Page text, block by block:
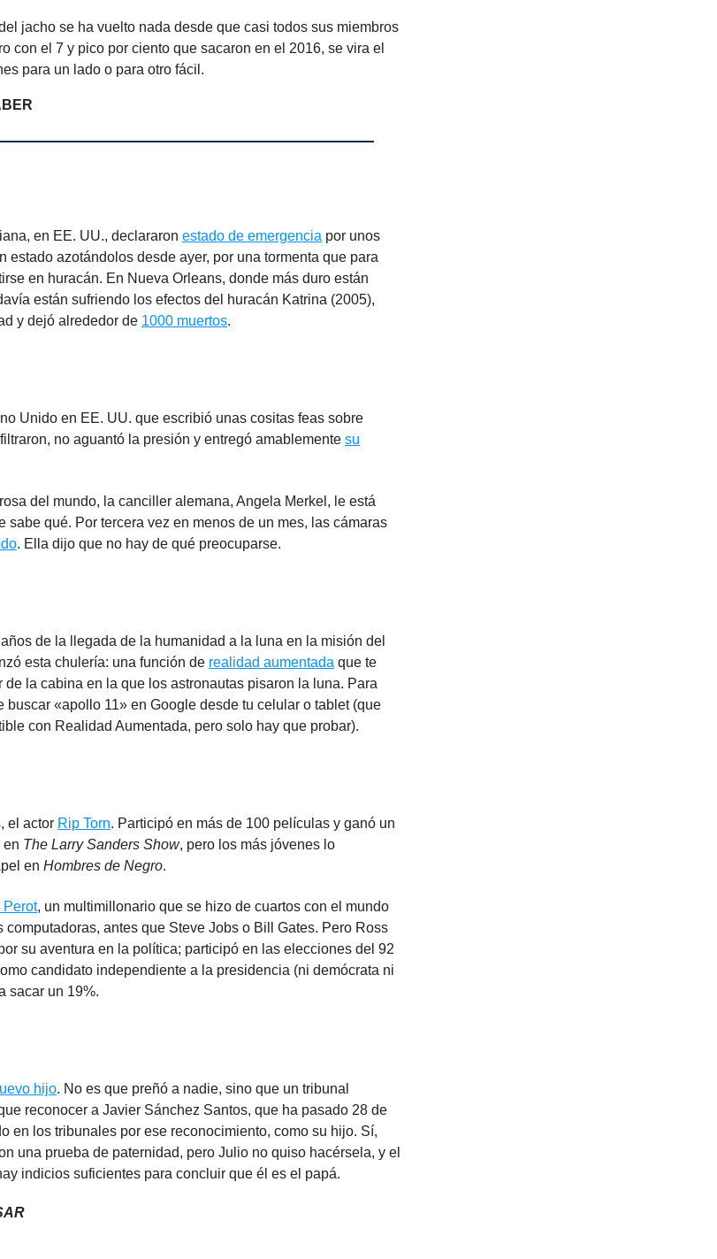
jacho se ha vuelto nada desde que casi todos sus miembros
con el 7 y pico por ciento que sacaron en el 2016, se vira el
para un lado o para otro fácil.
en EE. UU., declararon estado de emergencia por unos
estado azotándolos desde ayer, por una tormenta que para
en huracán. En Nueva Orleans, donde más duro están
están sufriendo los efectos del huracán Katrina (2005),
y dejó alrededor de 1000 muertos.
Unido en EE. UU. que escribió unas cositas feas sobre
no aguantó la presión y entregó amablemente su
del mundo, la canciller alemana, Angela Merkel, le está
sabe qué. Por tercera vez en menos de un mes, las cámaras
. Ella dijo que no hay de qué preocuparse.
de la llegada de la humanidad a la luna en la misión del
esta chulería: una función de realidad aumentada que te
de la cabina en la que los astronautas pisaron la luna. Para
buscar «apollo 11» en Google desde tu celular o tablet (que
con Realidad Aumentada, pero solo hay que probar).
el actor Rip Torn. Participó en más de 100 películas y ganó un
en The Larry Sanders Show, pero los más jóvenes lo
en Hombres de Negro.
Perot, un multimillonario que se hizo de cuartos con el mundo
computadoras, antes que Steve Jobs o Bill Gates. Pero Ross
su aventura en la política; participó en las elecciones del 92
candidato independiente a la presidencia (ni demócrata ni
sacar un 19%.
hijo. No es que preñó a nadie, sino que un tribunal
reconocer a Javier Sánchez Santos, que ha pasado 28 de
en los tribunales por ese reconocimiento, como su hijo. Sí,
una prueba de paternidad, pero Julio no quiso hacérsela, y el
indicios suficientes para concluir que él es el papá.